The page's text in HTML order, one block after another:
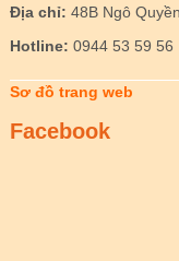
Địa chỉ: 48B Ngô
Hotline: 0944 53 59 56
Sơ đồ trang web
Facebook